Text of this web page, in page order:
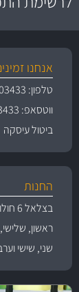
אנחנו
טלפון: 03-5503433
ווטסאפ: 058-5503433
ביטול עיסקה
החנות
בצלאל 6 חולון
ראשון, שלישי, רביעי
שני, שישי וערבי חג